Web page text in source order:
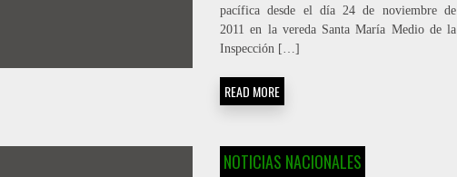
pacífica desde el día 24 de noviembre de
2011 en la vereda Santa María Medio de la
Inspección […]
READ MORE
NOTICIAS NACIONALES